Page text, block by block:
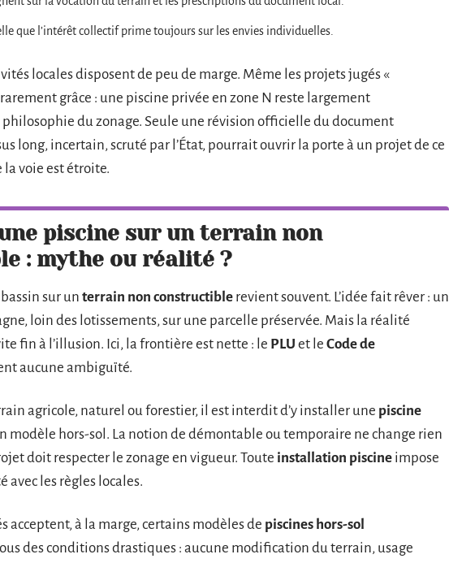
que l’intérêt collectif prime toujours sur les envies individuelles.
locales disposent de peu de marge. Même les projets jugés «
grâce : une piscine privée en zone N reste largement
du zonage. Seule une révision officielle du document
long, incertain, scruté par l’État, pourrait ouvrir la porte à un projet de ce
voie est étroite.
piscine sur un terrain non
: mythe ou réalité ?
bassin sur un terrain non constructible revient souvent. L’idée fait rêver : un
loin des lotissements, sur une parcelle préservée. Mais la réalité
fin à l’illusion. Ici, la frontière est nette : le PLU et le Code de
aucune ambiguïté.
agricole, naturel ou forestier, il est interdit d’y installer une piscine
modèle hors-sol. La notion de démontable ou temporaire ne change rien
doit respecter le zonage en vigueur. Toute installation piscine impose
avec les règles locales.
acceptent, à la marge, certains modèles de piscines hors-sol
des conditions drastiques : aucune modification du terrain, usage